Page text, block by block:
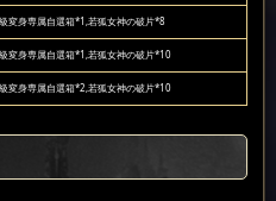
変身専属自選箱*1,若狐女神の破片*8
変身専属自選箱*1,若狐女神の破片*10
変身専属自選箱*2,若狐女神の破片*10